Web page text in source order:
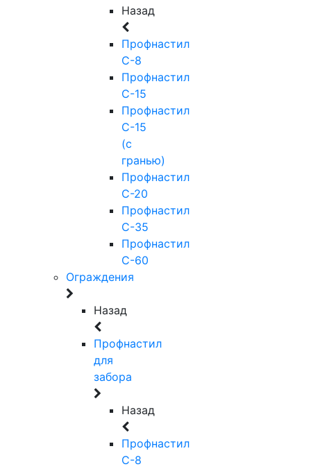
Назад
Профнастил
С-8
Профнастил
С-15
Профнастил
С-15
(с
гранью)
Профнастил
С-20
Профнастил
С-35
Профнастил
С-60
Ограждения
Назад
Профнастил
для
забора
Назад
Профнастил
С-8